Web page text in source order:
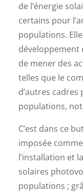
de l’énergie
certains pour
populations.
de mener des
telles que le
d’autres
populations,
C’est dans ce
imposée
l’installation et
solaires
populations ;